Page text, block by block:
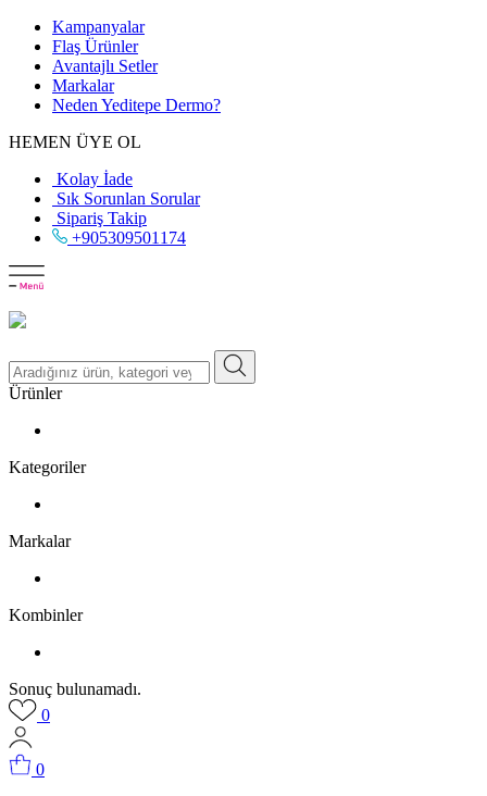
Kampanyalar
Flaş Ürünler
Avantajlı Setler
Markalar
Neden Yeditepe Dermo?
HEMEN ÜYE OL
Kolay İade
Sık Sorunlan Sorular
Sipariş Takip
+905309501174
Ürünler
Kategoriler
Markalar
Kombinler
Sonuç bulunamadı.
0
0